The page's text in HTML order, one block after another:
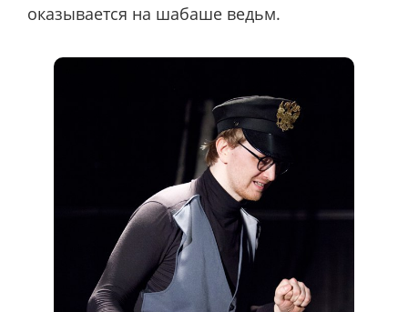
оказывается на шабаше ведьм.